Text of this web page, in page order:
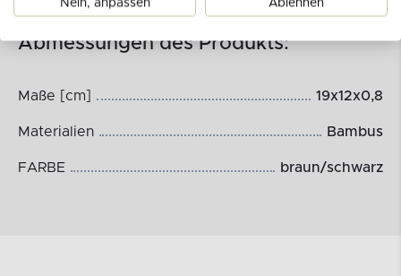
Abmessungen des Produkts:
Maße [cm] 19x12x0,8
Materialien Bambus
FARBE braun/schwarz
Nein, anpassen Ablehnen